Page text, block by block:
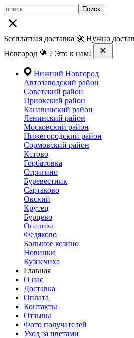
Поиск
Бесплатная доставка 🚀 Нужно
Новгород 💐 ? Это к нам!
Нижний Новгород
Автозаводский район
Советский район
Приокский район
Канавинский район
Ленинский район
Московский район
Нижегородский район
Сормовский район
Кстово
Горбатовка
Стригино
Буревестник
Сартаково
Окский
Крутец
Бурцево
Опалиха
Федяково
Большое козино
Новинки
Кузнечиха
Главная
О нас
Доставка
Оплата
Контакты
Отзывы
Фото получателей
Уход за цветами